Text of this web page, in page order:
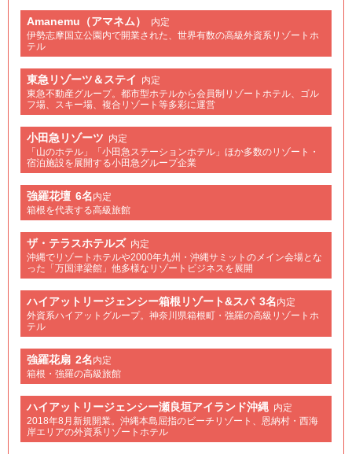
Amanemu（アマネム）
内定
伊勢志摩国立公園内で開業された、世界有数の高級外資系リゾートホ
テル
東急リゾーツ＆ステイ
内定
東急不動産グループ。都市型ホテルから会員制リゾートホテル、ゴル
フ場、スキー場、複合リゾート等多彩に運営
小田急リゾーツ 内定
「山のホテル」「小田急ステーションホテル」ほか多数のリゾート・
宿泊施設を展開する小田急グループ企業
強羅花壇 6名内定
箱根を代表する高級旅館
ザ・テラスホテルズ 内定
沖縄でリゾートホテルや2000年九州・沖縄サミットのメイン会場とな
った「万国津梁館」他多様なリゾートビジネスを展開
ハイアットリージェンシー箱根リゾート&スパ 3名内定
外資系ハイアットグループ。神奈川県箱根町・強羅の高級リゾートホ
テル
強羅花扇 2名内定
箱根・強羅の高級旅館
ハイアットリージェンシー瀬良垣アイランド沖縄 内定
2018年8月新規開業。沖縄本島屈指のビーチリゾート、恩納村・西海
岸エリアの外資系リゾートホテル